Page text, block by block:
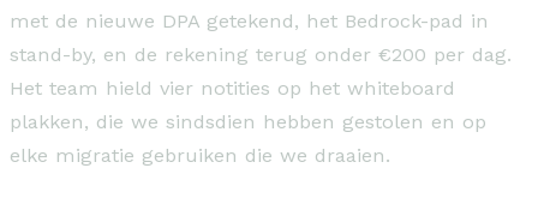
met de nieuwe DPA getekend, het Bedrock-pad in
stand-by, en de rekening terug onder €200 per dag.
Het team hield vier notities op het whiteboard
plakken, die we sindsdien hebben gestolen en op
elke migratie gebruiken die we draaien.